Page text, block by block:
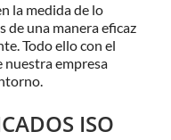
la medida de lo
de una manera eficaz
Todo ello con el
nuestra empresa
ISO